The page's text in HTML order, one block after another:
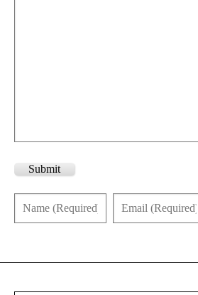
Submit